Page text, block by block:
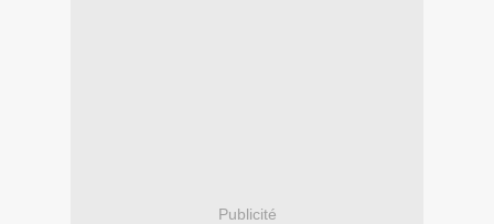
Publicité